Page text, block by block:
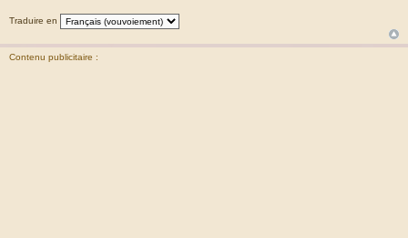
Traduire en
Contenu publicitaire :